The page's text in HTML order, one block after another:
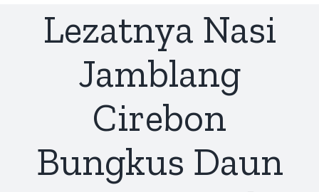
Lezatnya Nasi
Jamblang
Cirebon
Bungkus Daun